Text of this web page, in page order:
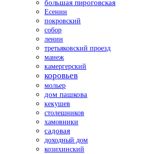
большая пироговская
Есенин
покровский
собор
ленин
третьяковский проезд
манеж
камергерский
коровьев
мольер
дом пашкова
кекушев
столешников
хамовники
садовая
доходный дом
козихинский